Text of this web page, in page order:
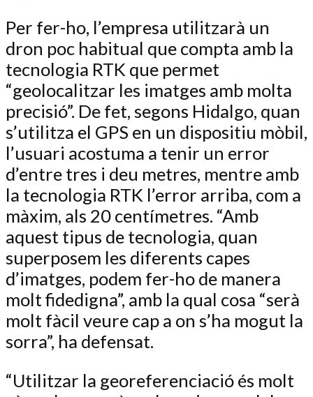
Per fer-ho, l’empresa utilitzarà un
dron poc habitual que compta amb la
tecnologia RTK que permet
“geolocalitzar les imatges amb molta
precisió”. De fet, segons Hidalgo, quan
s’utilitza el GPS en un dispositiu mòbil,
l’usuari acostuma a tenir un error
d’entre tres i deu metres, mentre amb
la tecnologia RTK l’error arriba, com a
màxim, als 20 centímetres. “Amb
aquest tipus de tecnologia, quan
superposem les diferents capes
d’imatges, podem fer-ho de manera
molt fidedigna”, amb la qual cosa “serà
molt fàcil veure cap a on s’ha mogut la
sorra”, ha defensat.
“Utilitzar la georeferenciació és molt